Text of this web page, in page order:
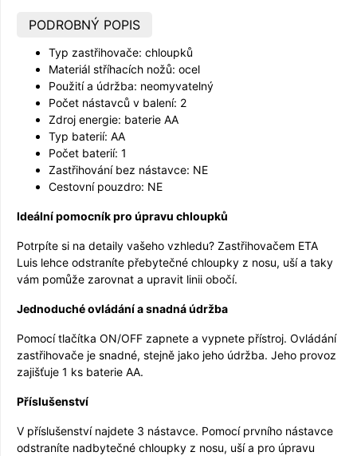
PODROBNÝ POPIS
Typ zastřihovače: chloupků
Materiál stříhacích nožů: ocel
Použití a údržba: neomyvatelný
Počet nástavců v balení: 2
Zdroj energie: baterie AA
Typ baterií: AA
Počet baterií: 1
Zastřihování bez nástavce: NE
Cestovní pouzdro: NE
Ideální pomocník pro úpravu chloupků
Potrpíte si na detaily vašeho vzhledu? Zastřihovačem ETA
Luis lehce odstraníte přebytečné chloupky z nosu, uší a taky
vám pomůže zarovnat a upravit linii obočí.
Jednoduché ovládání a snadná údržba
Pomocí tlačítka ON/OFF zapnete a vypnete přístroj. Ovládání
zastřihovače je snadné, stejně jako jeho údržba. Jeho provoz
zajišťuje 1 ks baterie AA.
Příslušenství
V příslušenství najdete 3 nástavce. Pomocí prvního nástavce
odstraníte nadbytečné chloupky z nosu, uší a pro úpravu